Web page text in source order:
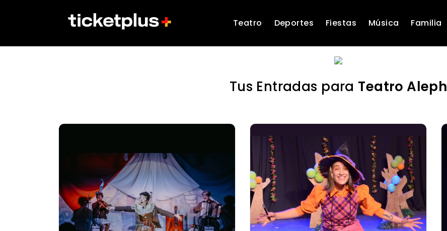
Teatro Deportes Fiestas Música Familia
Tus Entradas para Teatro Aleph